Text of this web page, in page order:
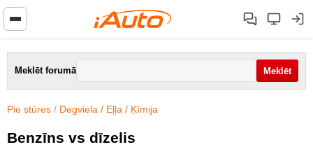
Meklēt forumā
Pie stūres / Degviela / Eļļa / Ķīmija
Benzīns vs dīzelis